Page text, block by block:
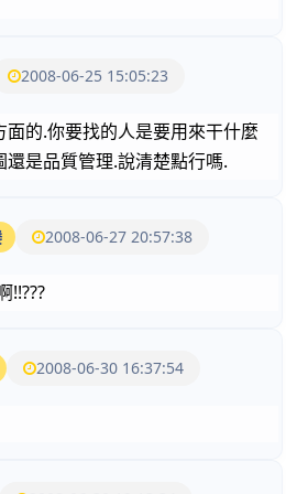
2008-06-25 15:05:23
的.你要找的人是要用來干什麼
是品質管理.說清楚點行嗎.
2008-06-27 20:57:38
!!???
2008-06-30 16:37:54